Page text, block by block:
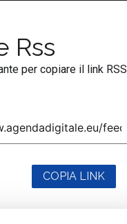
Rss
per copiare il link RSS
COPIA LINK